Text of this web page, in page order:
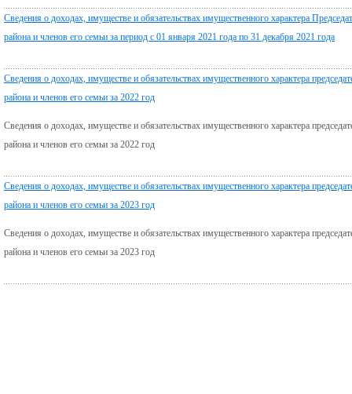
Сведения о доходах, имуществе и обязательствах имущественного характера
района и членов его семьи за период с 01 января 2021 года по 31 декабря 2021 года
Сведения о доходах, имуществе и обязательствах имущественного характера
района и членов его семьи за 2022 год
Сведения о доходах, имуществе и обязательствах имущественного характера
района и членов его семьи за 2022 год
Сведения о доходах, имуществе и обязательствах имущественного характера
района и членов его семьи за 2023 год
Сведения о доходах, имуществе и обязательствах имущественного характера
района и членов его семьи за 2023 год